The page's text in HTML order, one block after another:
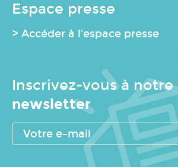
Espace presse
> Accéder à l'espace presse
Inscrivez-vous à notre
newsletter
Votre
e-